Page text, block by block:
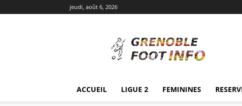
jeudi, août 6, 2026
Foot
Info
ACCUEIL LIGUE 2 FEMININES